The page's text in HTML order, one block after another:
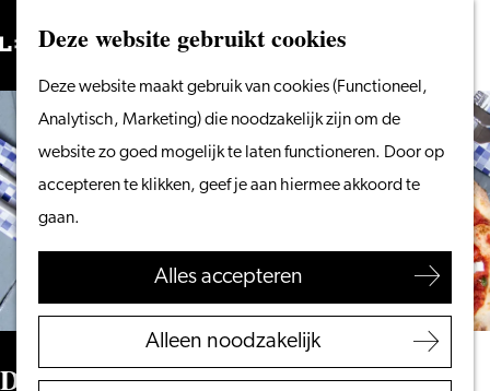
Deze website gebruikt cookies
Deze website maakt gebruik van cookies (Functioneel,
Analytisch, Marketing) die noodzakelijk zijn om de
website zo goed mogelijk te laten functioneren. Door op
accepteren te klikken, geef je aan hiermee akkoord te
gaan.
Alles accepteren
Alleen noodzakelijk
Ga
naar
de
homepage
Menu
ZoekenVanaf het water
wandelen
Winkelen
Eten & drinken
Met kinderen
VVV Leiden
Bereikbaarheid
Zoeken
De Pizzabakkers